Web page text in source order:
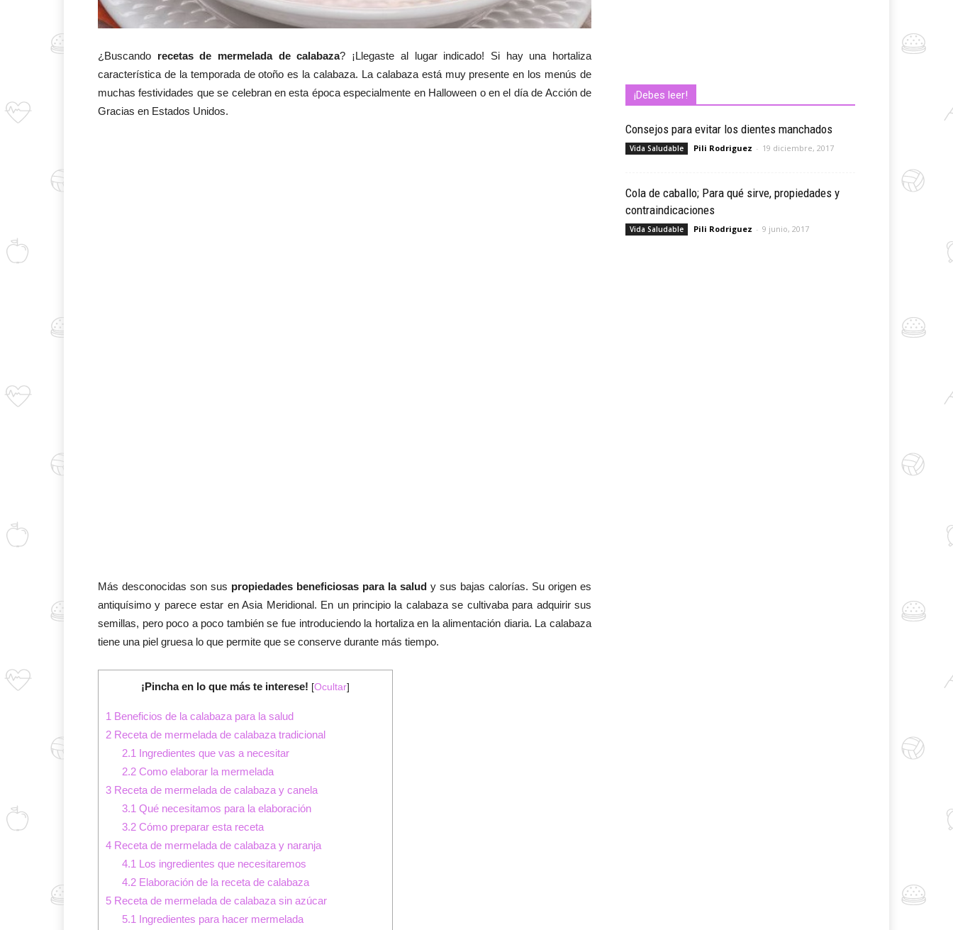
Cuídate
¿Buscando recetas de mermelada de calabaza? ¡Llegaste al lugar indicado! Si hay una hortaliza
característica de la temporada de otoño es la calabaza. La calabaza está muy presente en los menús de
muchas festividades que se celebran en esta época especialmente en Halloween o en el día de Acción de
Gracias en Estados Unidos.
Más desconocidas son sus propiedades beneficiosas para la salud y sus bajas calorías. Su origen es
antiquísimo y parece estar en Asia Meridional. En un principio la calabaza se cultivaba para adquirir sus
semillas, pero poco a poco también se fue introduciendo la hortaliza en la alimentación diaria. La calabaza
tiene una piel gruesa lo que permite que se conserve durante más tiempo.
¡Pincha en lo que más te interese! [Ocultar]
1 Beneficios de la calabaza para la salud
2 Receta de mermelada de calabaza tradicional
2.1 Ingredientes que vas a necesitar
2.2Como elaborar la mermelada
3 Receta de mermelada de calabaza y canela
3.1 Qué necesitamos para la elaboración
3.2Cómo preparar esta receta
4 Receta de mermelada de calabaza y naranja
4.1 Los ingredientes que necesitaremos
4.2Elaboración de la receta de calabaza
5 Receta de mermelada de calabaza sin azúcar
5.1 Ingredientes para hacer mermelada
¡Debes leer!
Consejos para evitar los dientes manchados
Vida Saludable Pili Rodriguez - 19 diciembre, 2017
Cola de caballo; Para qué sirve, propiedades y
contraindicaciones
Vida Saludable Pili Rodriguez - 9 junio, 2017